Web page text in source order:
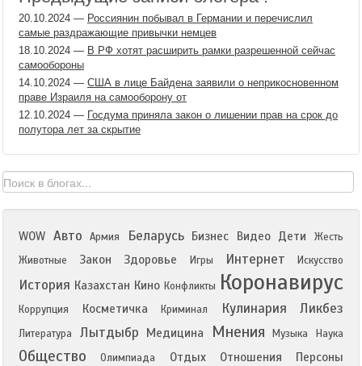
20.10.2024 — Россиянин побывал в Германии и перечислил
самые раздражающие привычки немцев
18.10.2024 — В РФ хотят расширить рамки разрешенной сейчас
самообороны
14.10.2024 — США в лице Байдена заявили о неприкосновенном
праве Израиля на самооборону от
12.10.2024 — Госдума приняла закон о лишении прав на срок до
полутора лет за скрытие
WOW Авто Армия Беларусь Бизнес Видео Дети
Жесть
Животные
Закон Здоровье Игры Интернет Искусство
История Казахстан Кино Конфликты Коронавирус
Коррупция Косметичка Криминал Кулинария Ликбез
Литература Лытдыбр Медицина Мнения Музыка Наука
Общество Олимпиада Отдых Отношения Персоны